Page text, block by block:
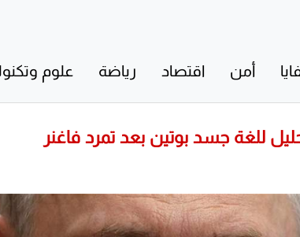
أمن اقتصاد رياضة علوم
للغة جسد بوتين بعد تمرد فاغنر